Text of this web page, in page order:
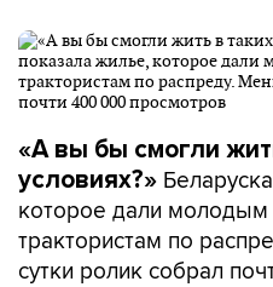
«А вы бы смогли
условиях?»
которое дали молодым
трактористам по
сутки ролик собрал